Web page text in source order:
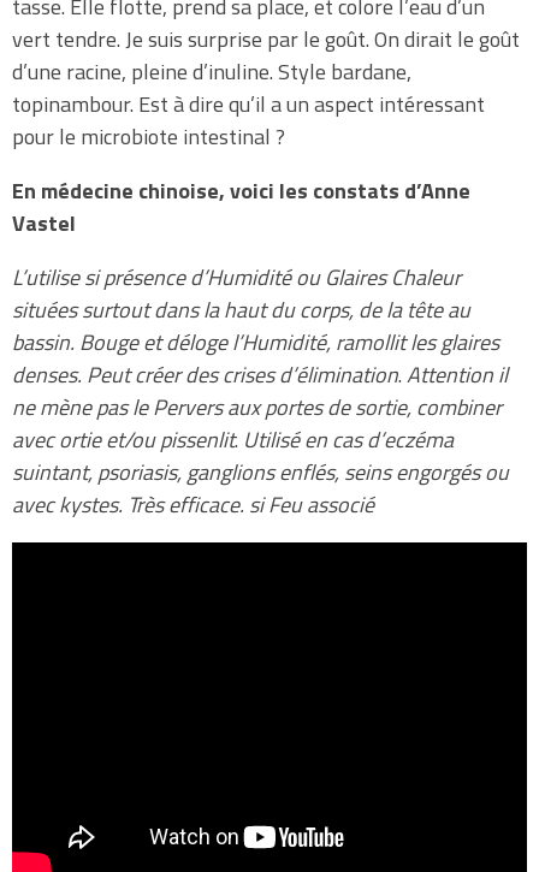
tasse. Elle flotte, prend sa place, et colore l’eau d’un
vert tendre. Je suis surprise par le goût. On dirait le goût
d’une racine, pleine d’inuline. Style bardane,
topinambour. Est à dire qu’il a un aspect intéressant
pour le microbiote intestinal ?
En médecine chinoise, voici les constats d’Anne
Vastel
L’utilise si présence d’Humidité ou Glaires Chaleur
situées surtout dans la haut du corps, de la tête au
bassin. Bouge et déloge l’Humidité, ramollit les glaires
denses. Peut créer des crises d’élimination.Attention il
ne mène pas le Pervers aux portes de sortie, combiner
avec ortie et/ou pissenlit. Utilisé en cas d’eczéma
suintant, psoriasis, ganglions enflés, seins engorgés ou
avec kystes. Très efficace. si Feu associé